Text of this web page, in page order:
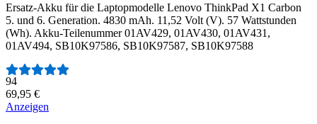
Ersatz-Akku für die Laptopmodelle Lenovo ThinkPad X1 Carbon
5. und 6. Generation. 4830 mAh. 11,52 Volt (V). 57 Wattstunden
(Wh). Akku-Teilenummer 01AV429, 01AV430, 01AV431,
01AV494, SB10K97586, SB10K97587, SB10K97588
Anzahl der Bewertungen:
94
69,95 €
Anzeigen